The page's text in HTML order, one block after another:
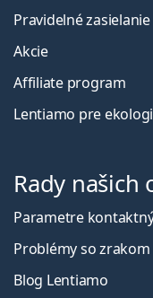
Pravidelné
Akcie
Affiliate program
Lentiamo pre
Rady
Parametre
Problémy so zrakom
Blog Lentiamo